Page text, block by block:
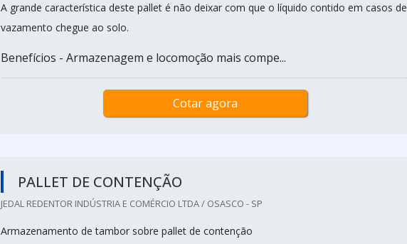
A grande característica deste pallet é não deixar com que o líquido contido em casos de
vazamento chegue ao solo.
Benefícios - Armazenagem e locomoção mais compe...
Cotar agora
PALLET DE CONTENÇÃO
JEDAL REDENTOR INDÚSTRIA E COMÉRCIO LTDA / OSASCO - SP
Armazenamento de tambor sobre pallet de contenção